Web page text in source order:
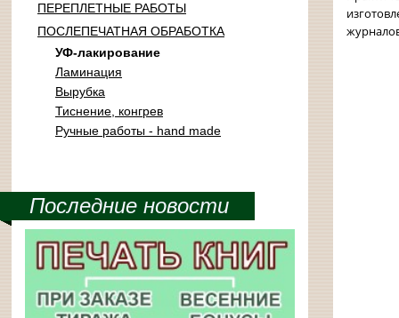
ПЕРЕПЛЕТНЫЕ РАБОТЫ
ПОСЛЕПЕЧАТНАЯ ОБРАБОТКА
УФ-лакирование
Ламинация
Вырубка
Тиснение, конгрев
Ручные работы - hand made
Последние новости